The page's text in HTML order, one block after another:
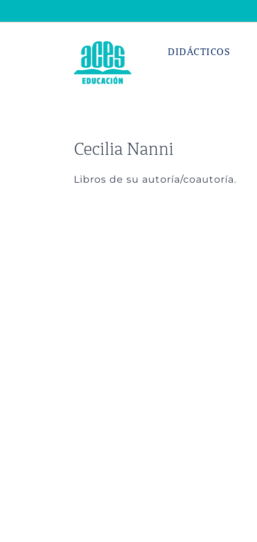
al
DIDÁCTICOS
Cecilia Nanni
Libros de su autoría/coautoría.